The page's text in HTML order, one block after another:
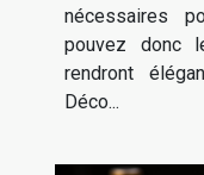
nécessaires
pouvez donc
rendront
Déco...